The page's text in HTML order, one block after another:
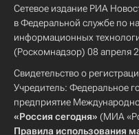
Сетевое издание РИА
в Федеральной службе по
информационных
(Роскомнадзор) 08 апреля
Свидетельство о
Учредитель: Федеральное
предприятие
«Россия сегодня» (МИА
Правила использования